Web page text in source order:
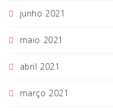
junho 2021
maio 2021
abril 2021
março 2021